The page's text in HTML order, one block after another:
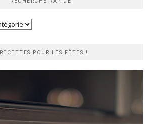
POUR LES FÊTES !